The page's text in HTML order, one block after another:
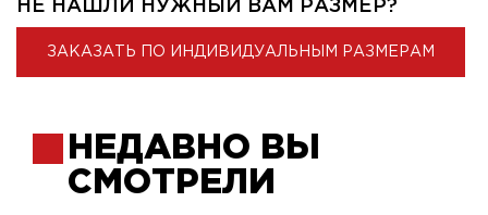
НЕ НАШЛИ НУЖНЫЙ ВАМ РАЗМЕР?
ЗАКАЗАТЬ ПО ИНДИВИДУАЛЬНЫМ РАЗМЕРАМ
НЕДАВНО ВЫ
СМОТРЕЛИ